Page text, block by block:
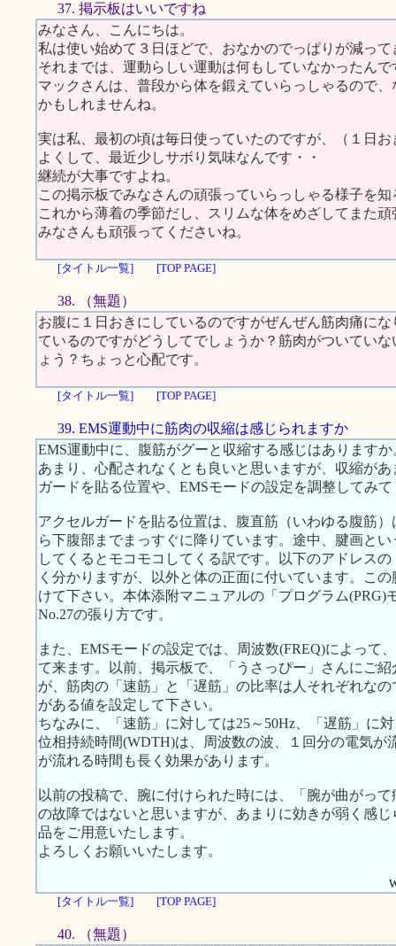
37. 掲示板はいいですね
みなさん、こんにちは。
私は使い始めて３日ほどで、おなかのでっぱりが減っ
それまでは、運動らしい運動は何もしていなかったんで
マックさんは、普段から体を鍛えていらっしゃるので
かもしれませんね。
実は私、最初の頃は毎日使っていたのですが、（１日
よくして、最近少しサボり気味なんです・・
継続が大事ですよね。
この掲示板でみなさんの頑張っていらっしゃる様子を
これから薄着の季節だし、スリムな体をめざしてまた頑
みなさんも頑張ってくださいね。
[タイトル一覧] [TOP PAGE]
38. （無題）
お腹に１日おきにしているのですがぜんぜん筋肉痛に
ているのですがどうしてでしょうか？筋肉がついてい
ょう？ちょっと心配です。
[タイトル一覧] [TOP PAGE]
39. EMS運動中に筋肉の収縮は感じられますか
EMS運動中に、腹筋がグーと収縮する感じはあります
あまり、心配されなくとも良いと思いますが、収縮が
ガードを貼る位置や、EMSモードの設定を調整してみ
アクセルガードを貼る位置は、腹直筋（いわゆる腹筋
ら下腹部までまっすぐに降りています。途中、腱画と
してくるとモコモコしてくる訳です。以下のアドレス
く分かりますが、以外と体の正面に付いています。こ
けて下さい。本体添附マニュアルの「プログラム
No.27の張り方です。
また、EMSモードの設定では、周波数(FREQ)によって
て来ます。以前、掲示板で、「うさっぴー」さんにご
が、筋肉の「速筋」と「遅筋」の比率は人それぞれな
がある値を設定して下さい。
ちなみに、「速筋」に対しては25～50Hz、「遅筋」に
位相持続時間(WDTH)は、周波数の波、１回分の電気が
が流れる時間も長く効果があります。
以前の投稿で、腕に付けられた時には、「腕が曲がっ
の故障ではないと思いますが、あまりに効きが弱く感
品をご用意いたします。
よろしくお願いいたします。
[タイトル一覧]
[TOP PAGE]
40. （無題）